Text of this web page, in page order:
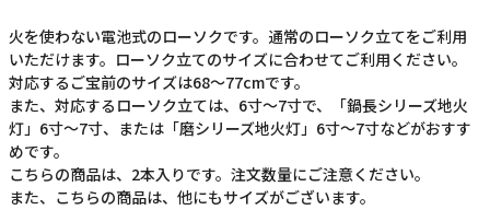
火を使わない電池式のローソクです。通常のローソク立てをご利用
いただけます。ローソク立てのサイズに合わせてご利用ください。
対応するご宝前のサイズは68～77cmです。
また、対応するローソク立ては、6寸～7寸で、「鍋長シリーズ地火
灯」6寸～7寸、または「磨シリーズ地火灯」6寸～7寸などがおすす
めです。
こちらの商品は、2本入りです。注文数量にご注意ください。
また、こちらの商品は、他にもサイズがございます。